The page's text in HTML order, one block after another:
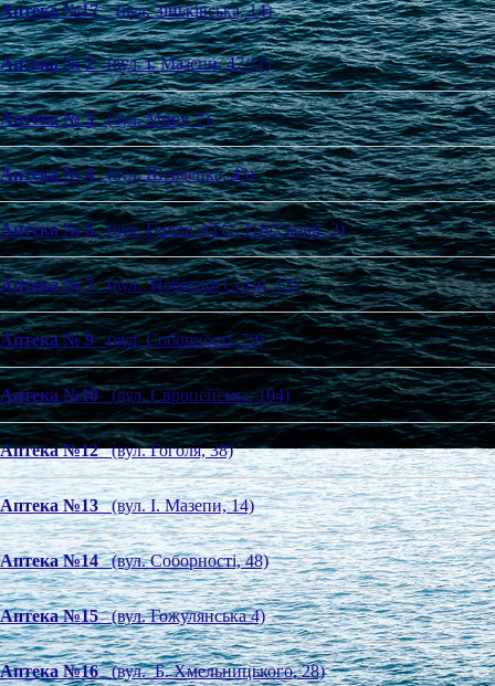
Аптека №17 (вул. Зіньківська, 14)
Аптека № 2(вул. І. Мазепи, 47/11)
Аптека № 3(вул. Миру, 7)
Аптека № 4(вул. Шевченка, 43)
Аптека № 6(вул. Героїв АТО, 118/2 корп. 3)
Аптека № 7(вул. Небесної Сотні, 13)
Аптека № 9(вул. Соборності, 79)
Аптека №10(вул. Європейська, 104)
Аптека №12(вул. Гоголя, 38)
Аптека №13(вул. І. Мазепи, 14)
Аптека №14(вул. Соборності, 48)
Аптека №15(вул. Гожулянська 4)
Аптека №16(вул. Б. Хмельницького, 28)